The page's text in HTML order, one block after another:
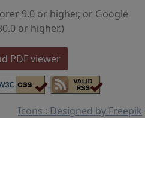
9.0 or higher, or Google
or higher.)
PDF viewer
Icons : Designed by Freepik